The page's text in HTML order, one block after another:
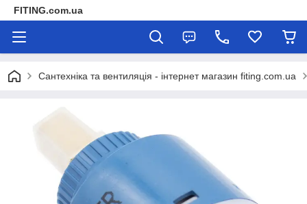
FITING.com.ua
Сантехніка та вентиляція - інтернет магазин fiting.com.ua